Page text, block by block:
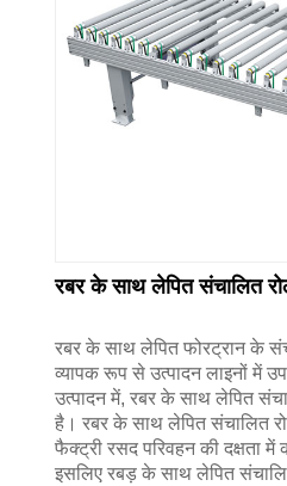
रबर के साथ लेपित संचालित
रबर के साथ लेपित फोरट्रान के
व्यापक रूप से उत्पादन लाइनों में
उत्पादन में, रबर के साथ लेपित
है। रबर के साथ लेपित संचालित
फैक्ट्री रसद परिवहन की दक्षता
इसलिए रबड़ के साथ लेपित